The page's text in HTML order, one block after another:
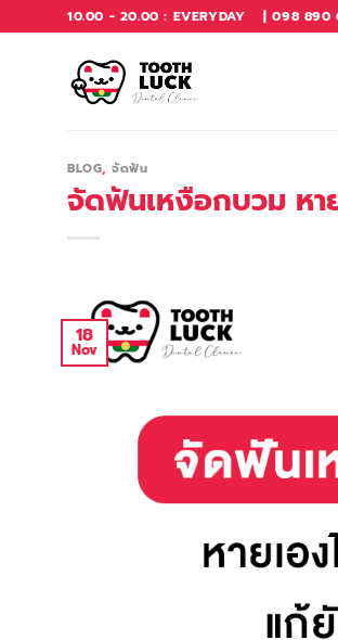
to
10.00 - 20.00 : EVERYDAY | 098 890
BLOG,จัดฟัน
จัดฟันเหงือกบวม หา
18
Nov